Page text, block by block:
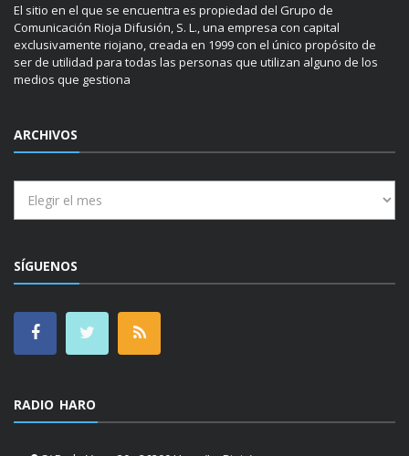
El sitio en el que se encuentra es propiedad del Grupo de
Comunicación Rioja Difusión, S. L., una empresa con capital
exclusivamente riojano, creada en 1999 con el único propósito de
ser de utilidad para todas las personas que utilizan alguno de los
medios que gestiona
ARCHIVOS
SÍGUENOS
RADIO HARO